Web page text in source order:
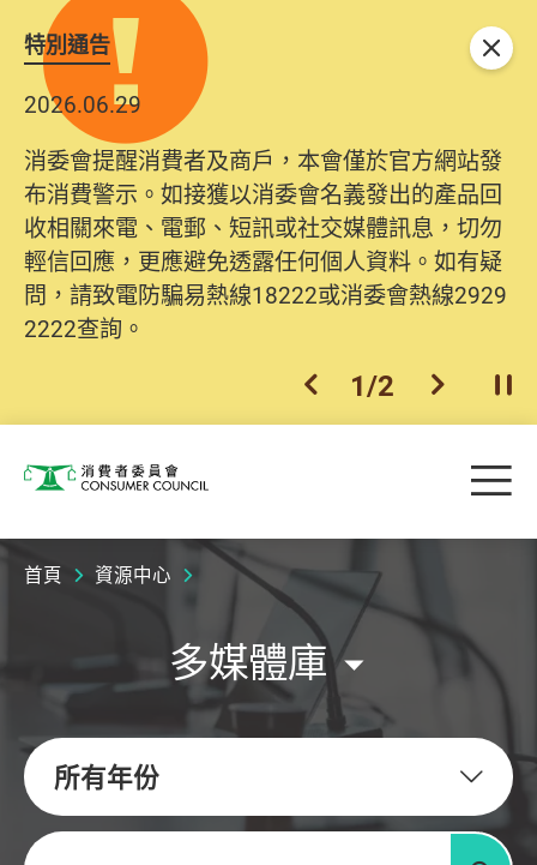
特別通告
2026.06.29
消委會提醒消費者及商戶，本會僅於官方網站發
布消費警示。如接獲以消委會名義發出的產品回
收相關來電、電郵、短訊或社交媒體訊息，切勿
輕信回應，更應避免透露任何個人資料。如有疑
問，請致電防騙易熱線18222或消委會熱線2929
2222查詢。
上一個
1/2 下一個開
關閉
消費者委員會 目
首頁 資源中心
多媒體庫
所有年份
關鍵字